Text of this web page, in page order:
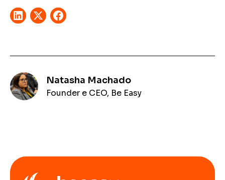
Natasha Machado
Founder e CEO, Be Easy